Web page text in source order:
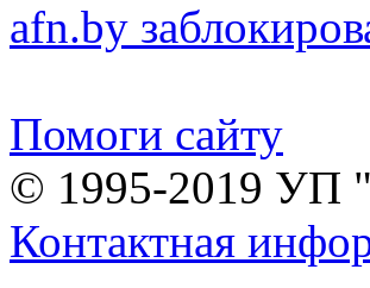
afn.by
Помоги сайту
© 1995-2019 УП
Контактная